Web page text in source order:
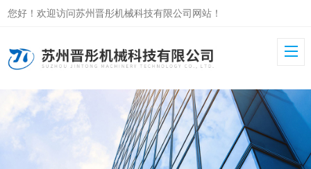
您好！欢迎访问苏州晋彤机械科技有限公司网站！